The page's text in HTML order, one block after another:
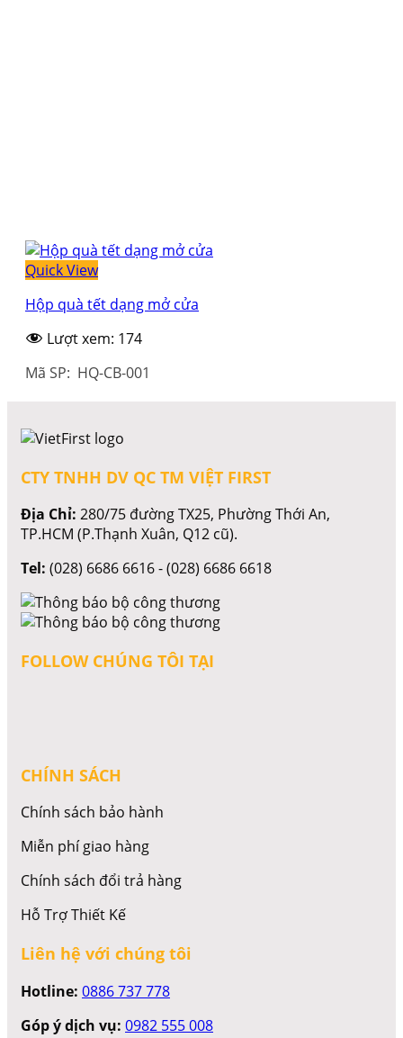
Quick View
Hộp quà tết dạng mở cửa
Lượt xem: 174
Mã SP: HQ-CB-001
CTY TNHH DV QC TM VIỆT FIRST
Địa Chỉ: 280/75 đường TX25, Phường Thới An,
TP.HCM (P.Thạnh Xuân, Q12 cũ).
Tel: (028) 6686 6616 - (028) 6686 6618
FOLLOW CHÚNG TÔI TẠI
CHÍNH SÁCH
Chính sách bảo hành
Miễn phí giao hàng
Chính sách đổi trả hàng
Hỗ Trợ Thiết Kế
Liên hệ với chúng tôi
Hotline: 0886 737 778
Góp ý dịch vụ: 0982 555 008